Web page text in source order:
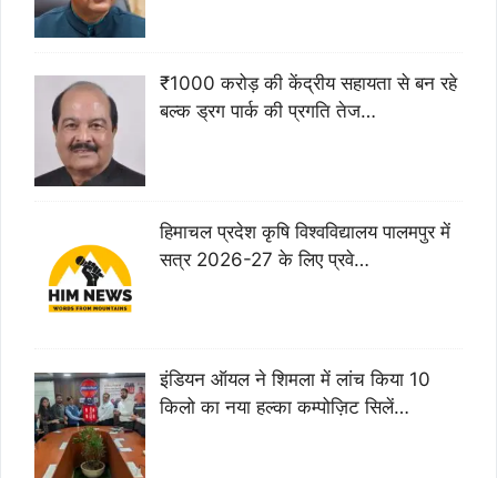
₹1000 करोड़ की केंद्रीय सहायता से बन रहे
बल्क ड्रग पार्क की प्रगति तेज…
हिमाचल प्रदेश कृषि विश्वविद्यालय पालमपुर में
सत्र 2026-27 के लिए प्रवे…
इंडियन ऑयल ने शिमला में लांच किया 10
किलो का नया हल्का कम्पोज़िट सिलें…